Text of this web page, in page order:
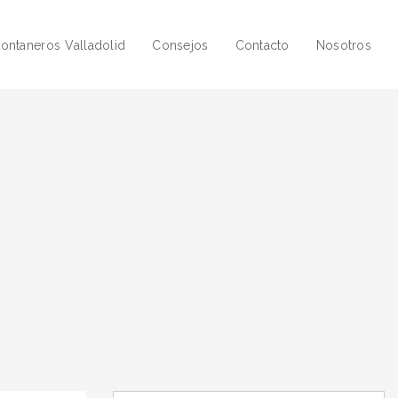
Valladolid Consejos Contacto Nosotros